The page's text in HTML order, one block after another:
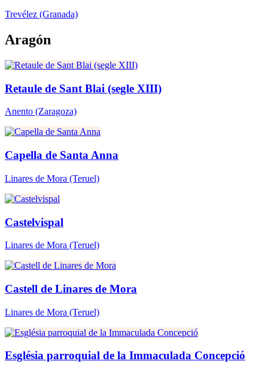
Trevélez (Granada)
Aragón
Retaule de Sant Blai (segle XIII)
Anento (Zaragoza)
Capella de Santa Anna
Linares de Mora (Teruel)
Castelvispal
Linares de Mora (Teruel)
Castell de Linares de Mora
Linares de Mora (Teruel)
Església parroquial de la Immaculada Concepció